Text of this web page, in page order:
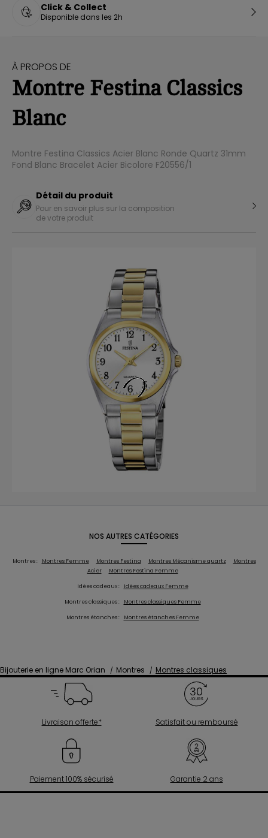
Click & Collect
Disponible dans les 2h
À PROPOS DE
Montre Festina Classics
Blanc
Montre Festina Classics Acier Blanc Ronde Quartz 31mm
Fond Blanc Bracelet Acier Bicolore F20556/1
Détail du produit
Pour en savoir plus sur la composition
de votre produit
NOS AUTRES CATÉGORIES
Montres : Montres Femme Montres Festina Montres Mécanisme quartz
Montres
Acier
Montres Festina Femme
Idées cadeaux : Idées cadeaux Femme
Montres classiques : Montres classiques Femme
Montres étanches : Montres étanches Femme
Bijouterie en ligne Marc Orian Montres Montres classiques
Livraison offerte* Satisfait ou remboursé
Paiement 100% sécurisé Garantie 2 ans